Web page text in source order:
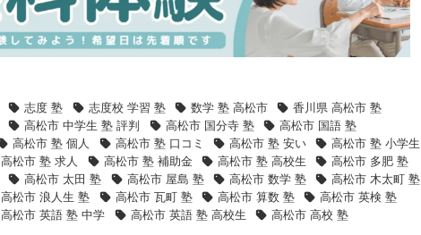
志度 塾 志度校 学習 塾 数学 塾 高松市
香川県 高松市 塾
高松市 中学生 塾 評判 高松市 国分寺 塾
高松市 国語 塾
高松市 塾 個人 高松市 塾 口コミ 高松市 塾 安い
高松市 塾 小学生
高松市 塾 求人 高松市 塾 補助金 高松市 塾 高校生
高松市 多肥 塾
高松市 太田 塾 高松市 屋島 塾 高松市 数学 塾
高松市 木太町 塾
高松市 浪人生 塾 高松市 瓦町 塾 高松市 算数 塾
高松市 英検 塾
高松市 英語 塾 中学 高松市 英語 塾 高校生
高松市 高校 塾